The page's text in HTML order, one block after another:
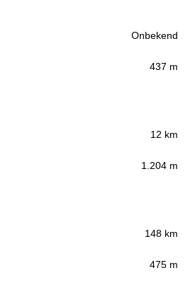
Onbekend
437 m
12 km
1.204 m
148 km
475 m